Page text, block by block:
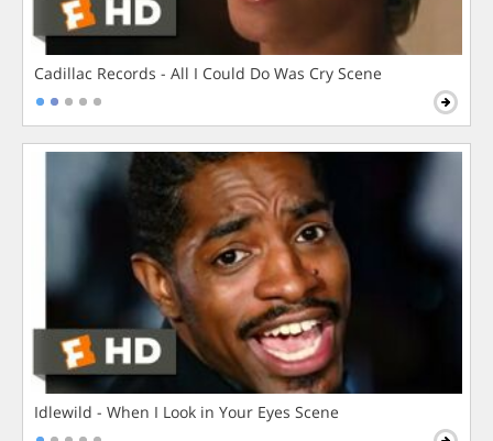
Cadillac Records - All I Could Do Was Cry Scene
Idlewild - When I Look in Your Eyes Scene